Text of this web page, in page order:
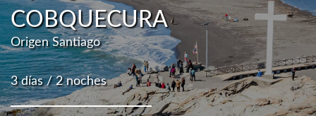
COBQUECURA
Origen Santiago
3 días / 2 noches